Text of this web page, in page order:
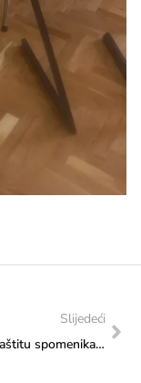
Slijedeći
Zavod za zaštitu spomenika: Izvještaj o provedenom stručnom nadzoru nad restauratorsko-konzervatorskim radovima na fasadi objekta „Zgrada Zemaljske vlade II“